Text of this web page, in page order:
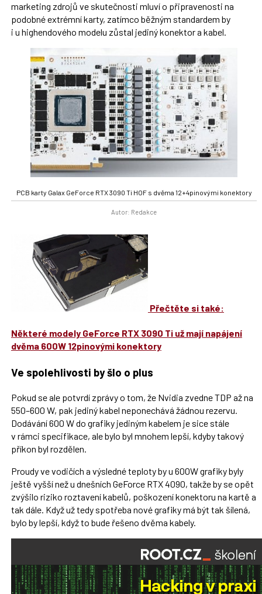
marketing zdrojů ve skutečnosti mluví o připravenosti na
podobné extrémní karty, zatímco běžným standardem by
i u highendového modelu zůstal jediný konektor a kabel.
PCB karty Galax GeForce RTX 3090 Ti HOF s dvěma 12+4pinovými konektory
Autor: Redakce
Přečtěte si také:
Některé modely GeForce RTX 3090 Ti už mají napájení
dvěma 600W 12pinovými konektory
Ve spolehlivosti by šlo o plus
Pokud se ale potvrdí zprávy o tom, že Nvidia zvedne TDP až na
550–600 W, pak jediný kabel neponechává žádnou rezervu.
Dodávání 600 W do grafiky jediným kabelem je sice stále
v rámci specifikace, ale bylo byl mnohem lepší, kdyby takový
příkon byl rozdělen.
Proudy ve vodičích a výsledné teploty by u 600W grafiky byly
ještě vyšší než u dnešních GeForce RTX 4090, takže by se opět
zvýšilo riziko roztavení kabelů, poškození konektoru na kartě a
tak dále. Když už tedy spotřeba nové grafiky má být tak šílená,
bylo by lepší, když to bude řešeno dvěma kabely.